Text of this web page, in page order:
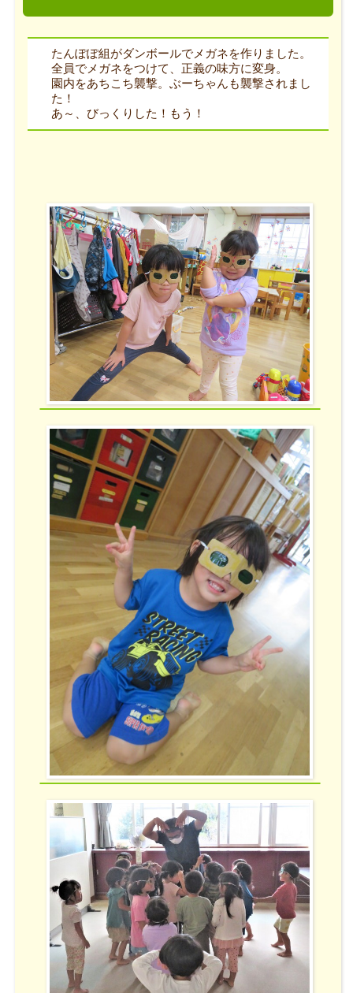
たんぽぽ組がダンボールでメガネを作りました。
全員でメガネをつけて、正義の味方に変身。
園内をあちこち襲撃。ぶーちゃんも襲撃されまし
た！
あ～、びっくりした！もう！